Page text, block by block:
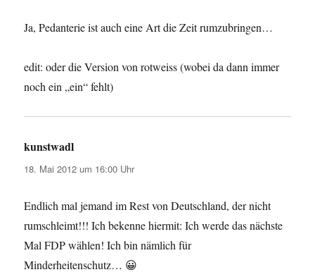
Ja, Pedanterie ist auch eine Art die Zeit rumzubringen…
edit: oder die Version von rotweiss (wobei da dann immer
noch ein „ein“ fehlt)
kunstwadl
18. Mai 2012 um 16:00 Uhr
Endlich mal jemand im Rest von Deutschland, der nicht
rumschleimt!!! Ich bekenne hiermit: Ich werde das nächste
Mal FDP wählen! Ich bin nämlich für
Minderheitenschutz… 😀